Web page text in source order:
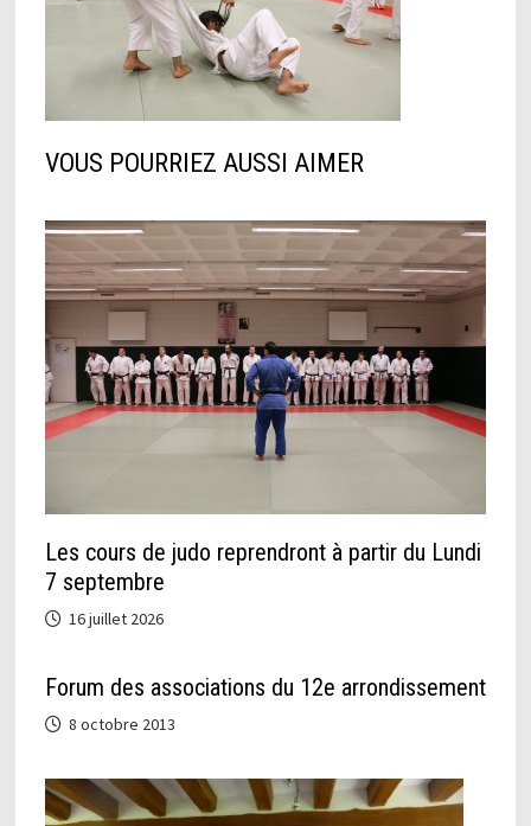
VOUS POURRIEZ AUSSI AIMER
Les cours de judo reprendront à partir du Lundi
7 septembre
16 juillet 2026
Forum des associations du 12e arrondissement
8 octobre 2013